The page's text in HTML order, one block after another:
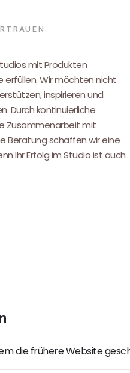
mit Produkten
Wir möchten nicht
inspirieren und
Durch kontinuierliche
Zusammenarbeit mit
Beratung schaffen wir eine
Ihr Erfolg im Studio ist auch
die frühere Website